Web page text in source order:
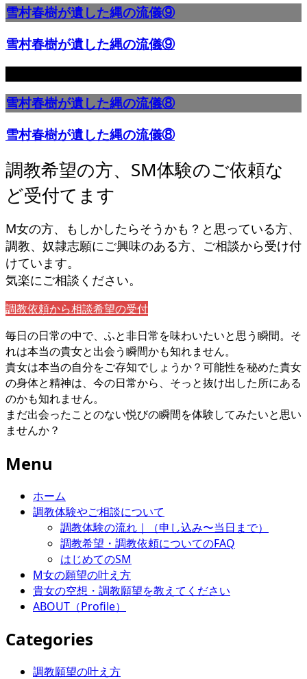
雪村春樹が遺した縄の流儀⑨
雪村春樹が遺した縄の流儀⑨
雪村春樹が遺した縄の流儀⑧
雪村春樹が遺した縄の流儀⑧
調教希望の方、SM体験のご依頼な
ど受付てます
M女の方、もしかしたらそうかも？と思っている方、
調教、奴隷志願にご興味のある方、ご相談から受け付
けています。
気楽にご相談ください。
調教依頼から相談希望の受付
毎日の日常の中で、ふと非日常を味わいたいと思う瞬間。そ
れは本当の貴女と出会う瞬間かも知れません。
貴女は本当の自分をご存知でしょうか？可能性を秘めた貴女
の身体と精神は、今の日常から、そっと抜け出した所にある
のかも知れません。
まだ出会ったことのない悦びの瞬間を体験してみたいと思い
ませんか？
Menu
ホーム
調教体験やご相談について
調教体験の流れ｜（申し込み〜当日まで）
調教希望・調教依頼についてのFAQ
はじめてのSM
M女の願望の叶え方
貴女の空想・調教願望を教えてください
ABOUT（Profile）
Categories
調教願望の叶え方